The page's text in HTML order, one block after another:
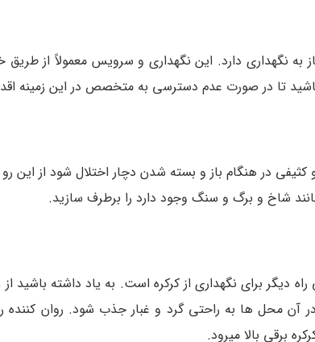
به نگهداری دارد. این نگهداری و سرویس معمولاً
تا در صورت عدم دسترسی به متخصص در این زمینه
در هنگام باز و بسته شدن دچار اختلال شود از این
شاخ و برگ و سنگ وجود دارد را برطرف سازید.
دیگر برای نگهداری از کرکره است. به یاد داشته
محل ها به راحتی گرد و غبار جذب شود. روان کننده را
برقی بالا میرود.